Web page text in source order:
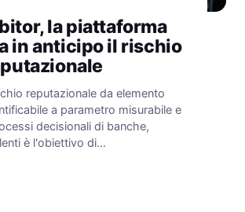
la piattaforma
in anticipo il rischio
reputazionale da elemento
a parametro misurabile e
decisionali di banche,
è l'obiettivo di…